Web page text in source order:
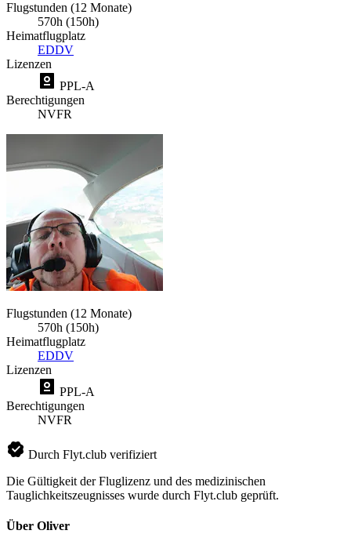
Flugstunden (12 Monate)
570h (150h)
Heimatflugplatz
EDDV
Lizenzen
PPL-A
Berechtigungen
NVFR
Flugstunden (12 Monate)
570h (150h)
Heimatflugplatz
EDDV
Lizenzen
PPL-A
Berechtigungen
NVFR
Durch Flyt.club verifiziert
Die Gültigkeit der Fluglizenz und des medizinischen
Tauglichkeitszeugnisses wurde durch Flyt.club geprüft.
Über Oliver